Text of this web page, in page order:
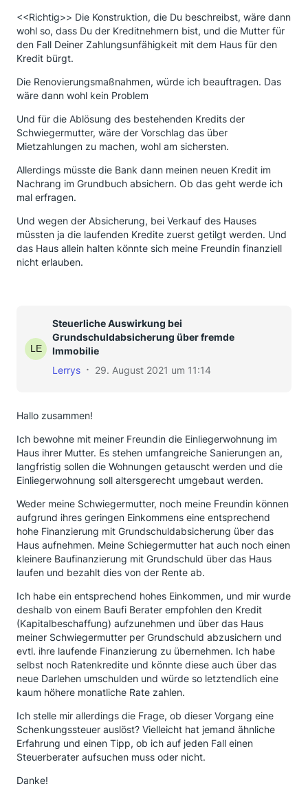
<<Richtig>> Die Konstruktion, die Du beschreibst, wäre dann
wohl so, dass Du der Kreditnehmern bist, und die Mutter für
den Fall Deiner Zahlungsunfähigkeit mit dem Haus für den
Kredit bürgt.
Die Renovierungsmaßnahmen, würde ich beauftragen. Das
wäre dann wohl kein Problem
Und für die Ablösung des bestehenden Kredits der
Schwiegermutter, wäre der Vorschlag das über
Mietzahlungen zu machen, wohl am sichersten.
Allerdings müsste die Bank dann meinen neuen Kredit im
Nachrang im Grundbuch absichern. Ob das geht werde ich
mal erfragen.
Und wegen der Absicherung, bei Verkauf des Hauses
müssten ja die laufenden Kredite zuerst getilgt werden. Und
das Haus allein halten könnte sich meine Freundin finanziell
nicht erlauben.
Steuerliche Auswirkung bei
Grundschuldabsicherung über fremde
Immobilie
Lerrys
29. August 2021 um 11:14
Hallo zusammen!
Ich bewohne mit meiner Freundin die Einliegerwohnung im
Haus ihrer Mutter. Es stehen umfangreiche Sanierungen an,
langfristig sollen die Wohnungen getauscht werden und die
Einliegerwohnung soll altersgerecht umgebaut werden.
Weder meine Schwiegermutter, noch meine Freundin können
aufgrund ihres geringen Einkommens eine entsprechend
hohe Finanzierung mit Grundschuldabsicherung über das
Haus aufnehmen. Meine Schiegermutter hat auch noch einen
kleinere Baufinanzierung mit Grundschuld über das Haus
laufen und bezahlt dies von der Rente ab.
Ich habe ein entsprechend hohes Einkommen, und mir wurde
deshalb von einem Baufi Berater empfohlen den Kredit
(Kapitalbeschaffung) aufzunehmen und über das Haus
meiner Schwiegermutter per Grundschuld abzusichern und
evtl. ihre laufende Finanzierung zu übernehmen. Ich habe
selbst noch Ratenkredite und könnte diese auch über das
neue Darlehen umschulden und würde so letztendlich eine
kaum höhere monatliche Rate zahlen.
Ich stelle mir allerdings die Frage, ob dieser Vorgang eine
Schenkungssteuer auslöst? Vielleicht hat jemand ähnliche
Erfahrung und einen Tipp, ob ich auf jeden Fall einen
Steuerberater aufsuchen muss oder nicht.
Danke!